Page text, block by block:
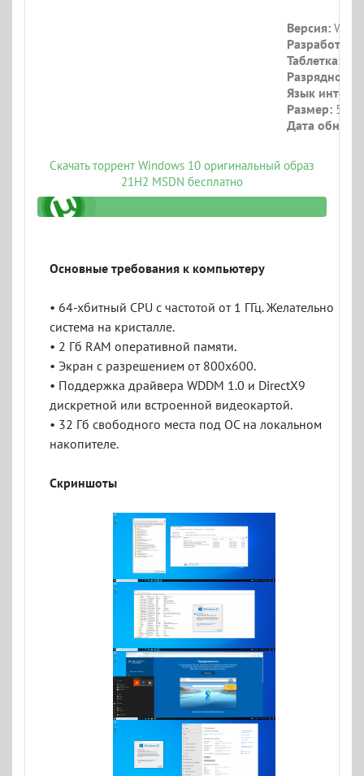
Версия:
Разработчик:
Таблетка:
Разрядность:
Язык
Размер: 5.4
Дата
Скачать торрент Windows 10 оригинальный образ
21H2 MSDN бесплатно
originalnyy-obraz-msdn.torrent
Основные требования к компьютеру
• 64-хбитный CPU с частотой от 1 ГГц. Желательно
система на кристалле.
• 2 Гб RAM оперативной памяти.
• Экран с разрешением от 800x600.
• Поддержка драйвера WDDM 1.0 и DirectX9
дискретной или встроенной видеокартой.
• 32 Гб свободного места под ОС на локальном
накопителе.
Скриншоты